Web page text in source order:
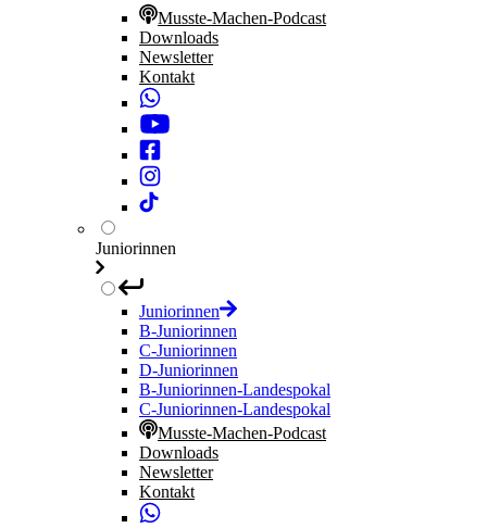
Musste-Machen-Podcast
Downloads
Newsletter
Kontakt
Juniorinnen
Juniorinnen
B-Juniorinnen
C-Juniorinnen
D-Juniorinnen
B-Juniorinnen-Landespokal
C-Juniorinnen-Landespokal
Musste-Machen-Podcast
Downloads
Newsletter
Kontakt